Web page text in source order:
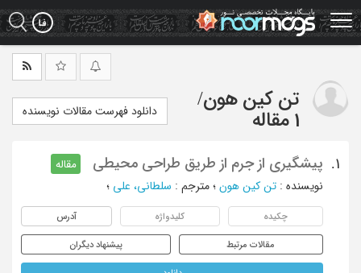
Skip
to
main
تن کین هون/
1 مقاله
دانلود فهرست مقالات نویسنده
1. پیشگیری از جرم از طریق طراحی محیطی
مقاله
نویسنده : تن کین هون ؛ مترجم : سلطانی، علی ؛
چکیده کلیدواژه آدرس
مقالات مرتبط پیشنهاد دیگران